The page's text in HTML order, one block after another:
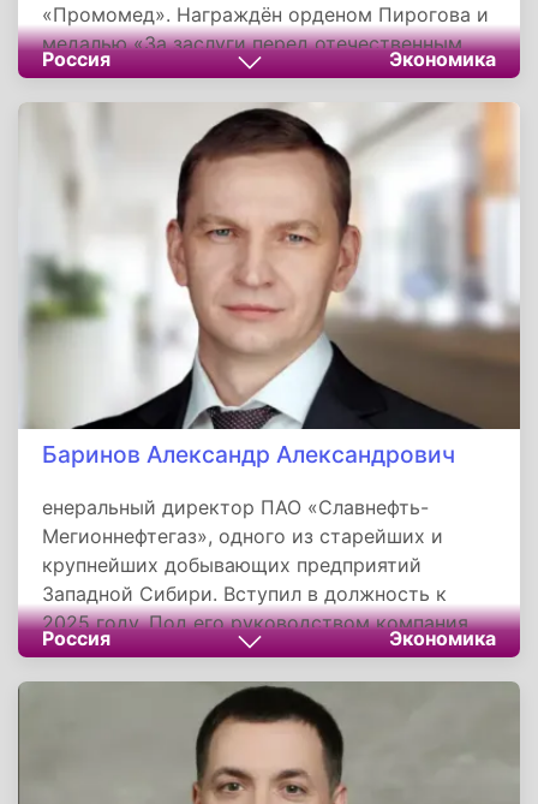
«Промомед». Награждён орденом Пирогова и
медалью «За заслуги перед отечественным
здравоохранением».
Россия Экономика
Баринов Александр Александрович
енеральный директор ПАО «Славнефть-
Мегионнефтегаз», одного из старейших и
крупнейших добывающих предприятий
Западной Сибири. Вступил в должность к
2025 году. Под его руководством компания
сохраняет статус лидера отрасли, ежегодно
добывая около 150 тысяч тонн нефти только
на Луговом месторождении и признаваясь
лучшим работодателем нефтегазового
комплекса Югры. В сентябре 2025 года
принимал губернатора округа на
Россия Экономика